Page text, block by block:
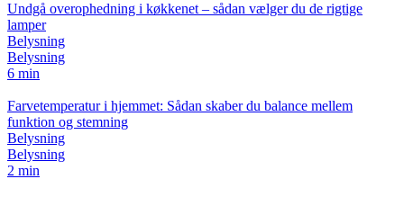
Undgå overophedning i køkkenet – sådan vælger du de rigtige
lamper
Belysning
Belysning
6 min
Farvetemperatur i hjemmet: Sådan skaber du balance mellem
funktion og stemning
Belysning
Belysning
2 min